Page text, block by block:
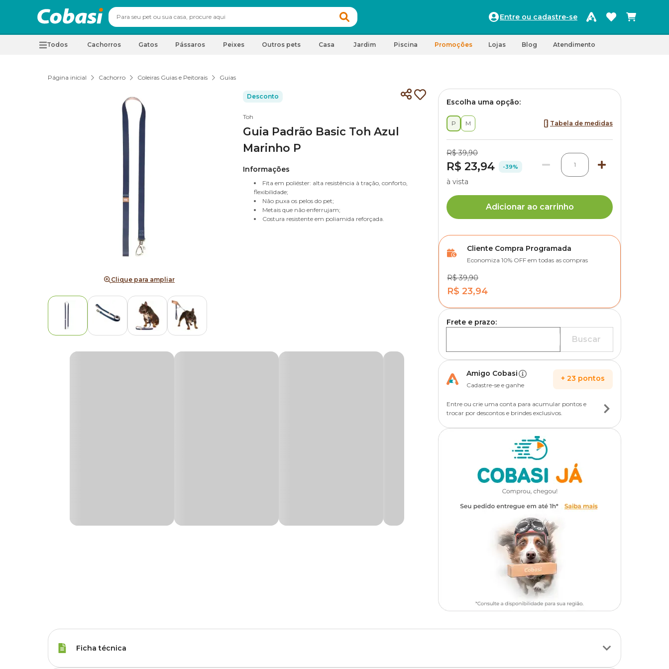
Entre ou cadastre-se
Todos Cachorros Gatos Pássaros Peixes Outros pets Casa Jardim Piscina Promoções Lojas Blog Atendimento
Página inicial Cachorro Coleiras Guias e Peitorais Guias
Clique para ampliar
Desconto
Toh
Guia Padrão Basic Toh Azul
Marinho P
Informações
Fita em poliéster: alta resistência à tração, conforto,
flexibilidade;
Não puxa os pelos do pet;
Metais que não enferrujam;
Costura resistente em poliamida reforçada.
Escolha uma opção:
P M Tabela de medidas
R$ 39,90
R$ 23,94 -39% 1
à vista
Adicionar ao carrinho
Cliente Compra Programada
Economiza 10% OFF em todas as compras
R$ 39,90
R$ 23,94
Frete e prazo:
Buscar
Amigo Cobasi
Cadastre-se e ganhe
+ 23 pontos
Entre ou crie uma conta para acumular pontos e
trocar por descontos e brindes exclusivos.
Ficha técnica